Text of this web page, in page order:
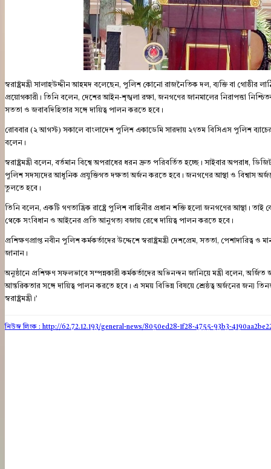
স্বরাষ্ট্রমন্ত্রী সালাহউদ্দীন আহমদ বলেছেন, পুলিশ কোনো রাজনৈতিক দল, ব্যক্তি বা
প্রয়োগকারী। তিনি বলেন, দেশের আইন-শৃঙ্খলা রক্ষা, জনগণের জানমালের নিরাপত্তা
সততা ও জবাবদিহিতার সঙ্গে দায়িত্ব পালন করতে হবে।
রোববার (২ আগস্ট) সকালে বাংলাদেশ পুলিশ একাডেমি সারদায় ২৭তম বিসিএস পুলিশ
বলেন।
স্বরাষ্ট্রমন্ত্রী বলেন, বর্তমান বিশ্বে অপরাধের ধরন দ্রুত পরিবর্তিত হচ্ছে। সাইবার অপরাধ,
পুলিশ সদস্যদের আধুনিক প্রযুক্তিগত দক্ষতা অর্জন করতে হবে। জনগণের আস্থা ও বিশ্বাস
তুলতে হবে।
তিনি বলেন, একটি গণতান্ত্রিক রাষ্ট্রে পুলিশ বাহিনীর প্রধান শক্তি হলো জনগণের আস্থা। তাই
থেকে সংবিধান ও আইনের প্রতি আনুগত্য বজায় রেখে দায়িত্ব পালন করতে হবে।
প্রশিক্ষণপ্রাপ্ত নবীন পুলিশ কর্মকর্তাদের উদ্দেশে স্বরাষ্ট্রমন্ত্রী দেশপ্রেম, সততা,
জানান।
অনুষ্ঠানে প্রশিক্ষণ সফলভাবে সম্পন্নকারী কর্মকর্তাদের অভিনন্দন জানিয়ে মন্ত্রী বলেন,
আন্তরিকতার সঙ্গে দায়িত্ব পালন করতে হবে। এ সময় বিভিন্ন বিষয়ে শ্রেষ্ঠত্ব অর্জনের জন্য
স্বরাষ্ট্রমন্ত্রী।’
নিউজ লিংক : http://62.72.12.193/general-news/8050ed28-1f28-4755-93b3-